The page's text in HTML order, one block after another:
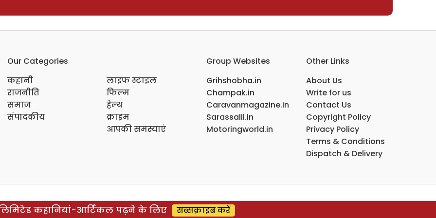
Our Categories
कहानी
राजनीति
समाज
संपादकीय
लाइफ स्टाइल
फिल्म
हेल्थ
क्राइम
आपकी समस्याएं
Group Websites
Grihshobha.in
Champak.in
Caravanmagazine.in
Sarassalil.in
Motoringworld.in
Other Links
About Us
Write for us
Contact Us
Copyright Policy
Privacy Policy
Terms & Conditions
Dispatch & Delivery
कहानियां-आर्टिकल पढ़ने के लिए सब्सक्राइब करें